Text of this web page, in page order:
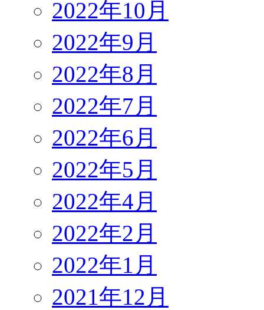
2022年10月
2022年9月
2022年8月
2022年7月
2022年6月
2022年5月
2022年4月
2022年2月
2022年1月
2021年12月